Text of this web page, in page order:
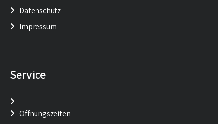
Datenschutz
Impressum
Service
Öffnungszeiten